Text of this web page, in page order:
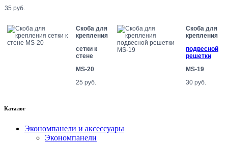
35 руб.
Скоба для
крепления
сетки к
стене
MS-20
25 руб.
Скоба для
крепления
подвесной
решетки
MS-19
30 руб.
Каталог
Экономпанели и аксессуары
Экономпанели